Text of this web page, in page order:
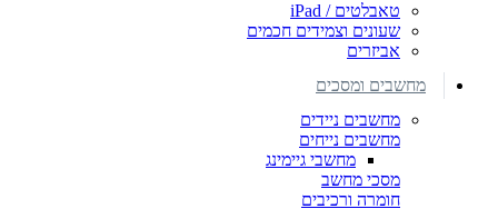
טאבלטים / iPad
שעונים וצמידים חכמים
אביזרים
מחשבים ומסכים
מחשבים ניידים
מחשבים נייחים
מחשבי גיימינג
מסכי מחשב
חומרה ורכיבים